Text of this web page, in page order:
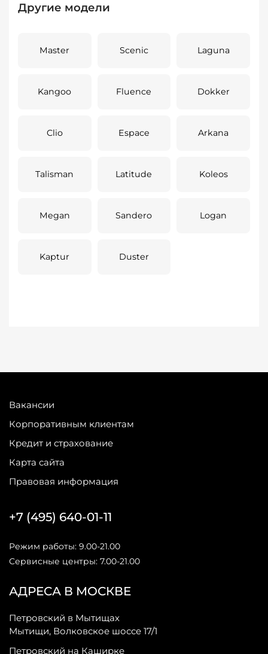
Другие модели
Master Scenic Laguna
Kangoo Fluence Dokker
Clio Espace Arkana
Talisman Latitude Koleos
Megan Sandero Logan
Kaptur Duster
Вакансии
Корпоративным клиентам
Кредит и страхование
Карта сайта
Правовая информация
АДРЕСА В МОСКВЕ
Петровский в Мытищах
Мытищи, Волковское шоссе 17/1
Петровский на Каширке
+7 (495) 640-01-11
Режим работы: 9.00-21.00
Сервисные центры: 7.00-21.00